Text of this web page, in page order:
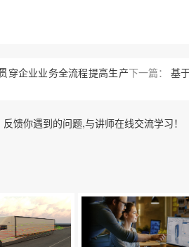
穿企业业务全流程提高生产下一篇： 基
反馈你遇到的问题,与讲师在线交流学习！